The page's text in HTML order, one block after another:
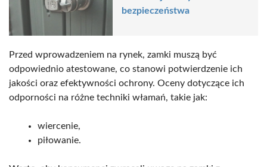
bezpieczeństwa
Przed wprowadzeniem na rynek, zamki muszą być
odpowiednio atestowane, co stanowi potwierdzenie ich
jakości oraz efektywności ochrony. Oceny dotyczące ich
odporności na różne techniki włamań, takie jak:
wiercenie,
piłowanie.